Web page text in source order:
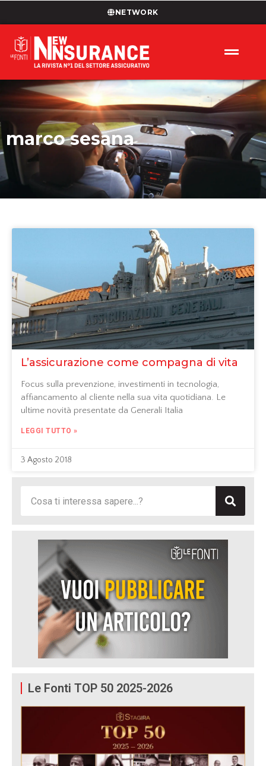
NETWORK
marco sesana
L’assicurazione come compagna di vita
Focus sulla prevenzione, investimenti in tecnologia,
affiancamento al cliente nella sua vita quotidiana. Le
ultime novità presentate da Generali Italia
LEGGI TUTTO »
3 Agosto 2018
Le Fonti TOP 50 2025-2026